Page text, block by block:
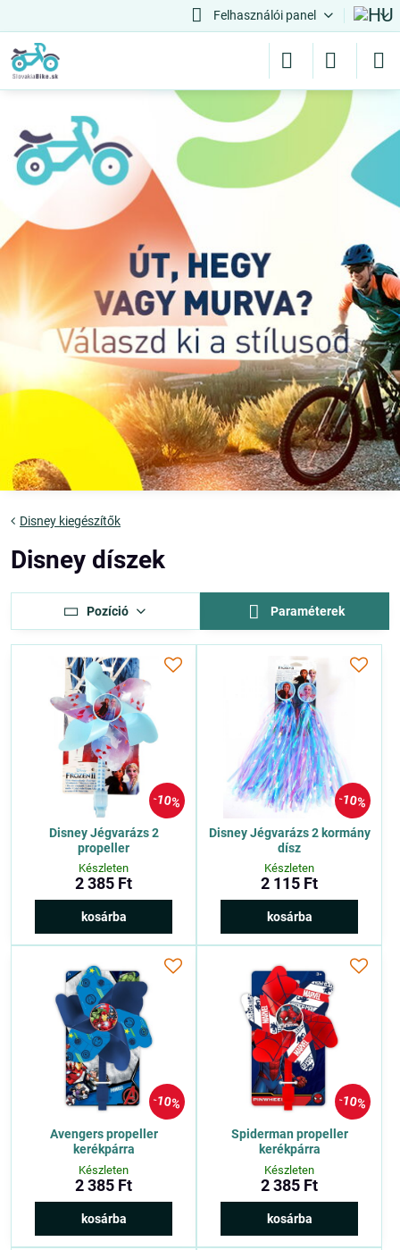
Felhasználói panel
Disney kiegészítők
Disney díszek
Pozíció Paraméterek
10%
Disney Jégvarázs 2
propeller
Készleten
2 385 Ft
kosárba
10%
Disney Jégvarázs 2 kormány
dísz
Készleten
2 115 Ft
kosárba
10%
Avengers propeller
kerékpárra
Készleten
2 385 Ft
kosárba
10%
Spiderman propeller
kerékpárra
Készleten
2 385 Ft
kosárba